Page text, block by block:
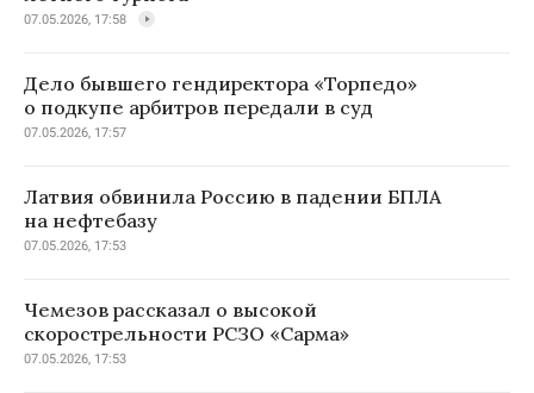
07.05.2026, 17:58
Дело бывшего гендиректора «Торпедо»
о подкупе арбитров передали в суд
07.05.2026, 17:57
Латвия обвинила Россию в падении БПЛА
на нефтебазу
07.05.2026, 17:53
Чемезов рассказал о высокой
скорострельности РСЗО «Сарма»
07.05.2026, 17:53